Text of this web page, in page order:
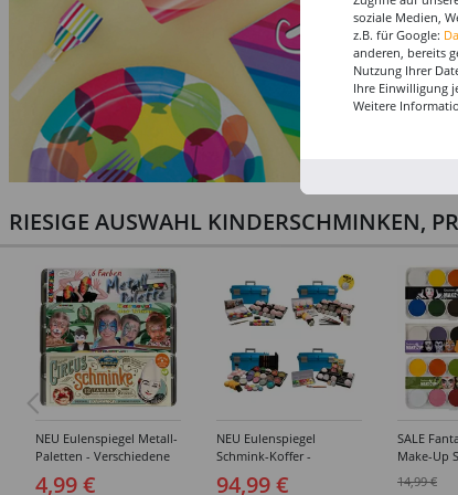
RIESIGE AUSWAHL KINDERSCHMINKEN,
NEU Eulenspiegel Metall-
Paletten - Verschiedene
4,99 €
NEU Eulenspiegel
Schmink-Koffer -
Ausführungen
94,99 €
SALE
Make-Up
Paletten -
14,99 €
soziale Medien,
z.B. für Google:
anderen, bereits
Nutzung Ihrer
Ihre Einwilligung
Weitere